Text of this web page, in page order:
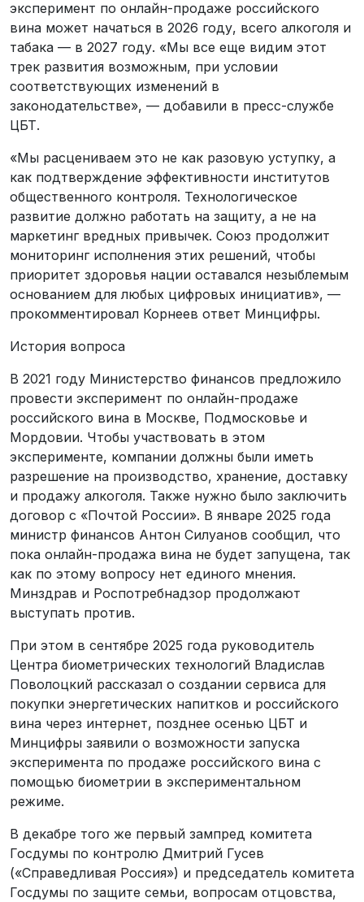
эксперимент по онлайн-продаже российского
вина может начаться в 2026 году, всего алкоголя и
табака — в 2027 году. «Мы все еще видим этот
трек развития возможным, при условии
соответствующих изменений в
законодательстве», — добавили в пресс-службе
ЦБТ.
«Мы расцениваем это не как разовую уступку, а
как подтверждение эффективности институтов
общественного контроля. Технологическое
развитие должно работать на защиту, а не на
маркетинг вредных привычек. Союз продолжит
мониторинг исполнения этих решений, чтобы
приоритет здоровья нации оставался незыблемым
основанием для любых цифровых инициатив», —
прокомментировал Корнеев ответ Минцифры.
История вопроса
В 2021 году Министерство финансов предложило
провести эксперимент по онлайн-продаже
российского вина в Москве, Подмосковье и
Мордовии. Чтобы участвовать в этом
эксперименте, компании должны были иметь
разрешение на производство, хранение, доставку
и продажу алкоголя. Также нужно было заключить
договор с «Почтой России». В январе 2025 года
министр финансов Антон Силуанов сообщил, что
пока онлайн-продажа вина не будет запущена, так
как по этому вопросу нет единого мнения.
Минздрав и Роспотребнадзор продолжают
выступать против.
При этом в сентябре 2025 года руководитель
Центра биометрических технологий Владислав
Поволоцкий рассказал о создании сервиса для
покупки энергетических напитков и российского
вина через интернет, позднее осенью ЦБТ и
Минцифры заявили о возможности запуска
эксперимента по продаже российского вина с
помощью биометрии в экспериментальном
режиме.
В декабре того же первый зампред комитета
Госдумы по контролю Дмитрий Гусев
(«Справедливая Россия») и председатель комитета
Госдумы по защите семьи, вопросам отцовства,